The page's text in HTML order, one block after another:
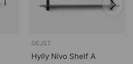
GEJST
Hylly Nivo Shelf A